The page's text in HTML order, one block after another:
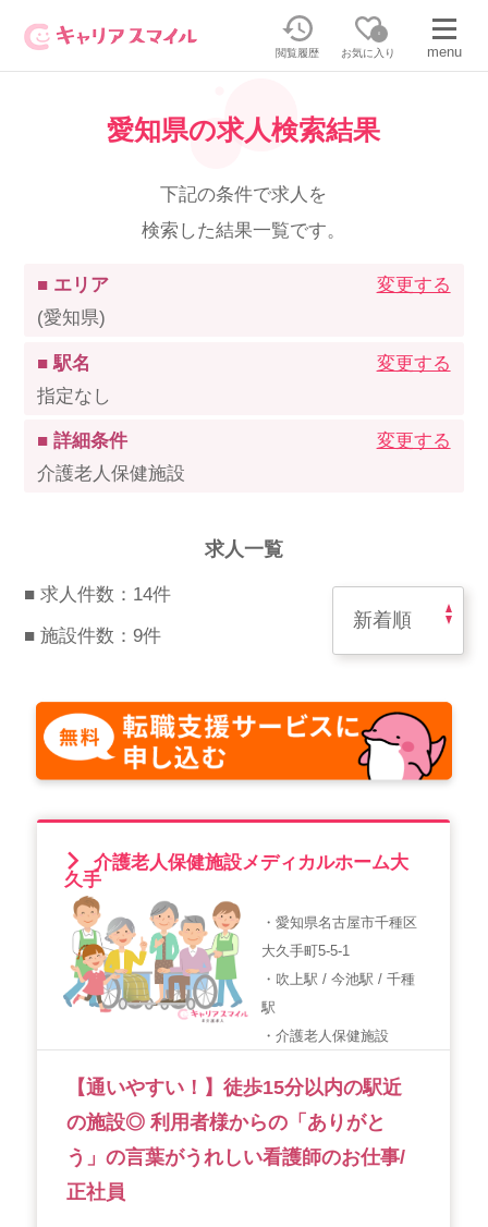
閲覧履歴
0
お気に入り menu
無料相談・お問い合わせはこちら
無料転職相談・お問い合わせの内容を
正社員／パートで働く
派遣で働く
介護の資格取得について
採用担当者様はこちら
正社員・パートの求人を探す
紹介会社を使うメリットについて
介護・看護のお仕事について
利用者の声
WEB勤怠
支店連絡先一覧
会社概要 個人情報保護方針
愛知県の求人検索結果
下記の条件で求人を
検索した結果一覧です。
■ エリア
(愛知県)
変更する
■ 駅名
指定なし
変更する
■ 詳細条件
介護老人保健施設
変更する
求人一覧
■ 求人件数：14件
■ 施設件数：9件
介護老人保健施設メディカルホーム大
久手
・愛知県名古屋市千種区
大久手町5-5-1
・吹上駅 / 今池駅 / 千種
駅
・介護老人保健施設
【通いやすい！】徒歩15分以内の駅近
の施設◎ 利用者様からの「ありがと
う」の言葉がうれしい看護師のお仕事/
正社員